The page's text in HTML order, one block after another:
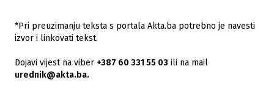
*Pri preuzimanju teksta s portala Akta.ba potrebno je navesti
izvor i linkovati tekst.
Dojavi vijest na viber +387 60 331 55 03 ili na mail
urednik@akta.ba.